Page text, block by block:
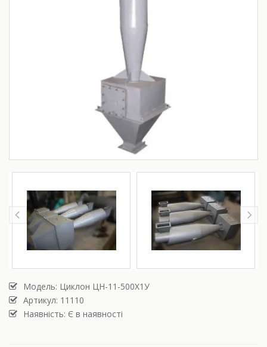
Модель: Циклон ЦН-11-500Х1У
Артикул: 11110
Наявність: Є в наявності